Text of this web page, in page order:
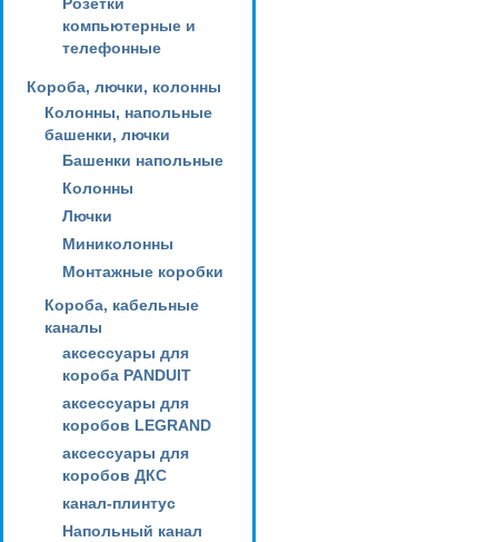
компьютерные и
телефонные
Короба, лючки, колонны
Колонны, напольные
башенки, лючки
Башенки напольные
Колонны
Лючки
Миниколонны
Монтажные коробки
Короба, кабельные
каналы
аксессуары для
короба PANDUIT
аксессуары для
коробов LEGRAND
аксессуары для
коробов ДКС
канал-плинтус
Напольный канал